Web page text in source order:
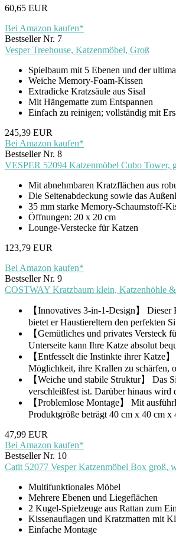
60,65 EUR
Bei Amazon kaufen*
Bestseller Nr. 7
Vesper Treehouse, Katzenmöbel, Groß
Spielbaum mit 5 Ebenen und der
Weiche Memory-Foam-Kissen
Extradicke Kratzsäule aus Sisal
Mit Hängematte zum Entspannen
Einfach zu reinigen; vollständig mit
245,39 EUR
Bei Amazon kaufen*
Bestseller Nr. 8
VESPER 52094 Katzenmöbel Cubo Tower,
Mit abnehmbaren Kratzflächen aus
Die Seitenabdeckung sowie das
35 mm starke Memory-Schaumstoff-
Öffnungen: 20 x 20 cm
Lounge-Verstecke für Katzen
123,79 EUR
Bei Amazon kaufen*
Bestseller Nr. 9
COSTWAY Kratzbaum klein, Katzenhöhle
【Innovatives 3-in-1-Design】
bietet er Haustiereltern den perfekten
【Gemütliches und privates
Unterseite kann Ihre Katze absolut
【Entfesselt die Instinkte ihrer Katze
Möglichkeit, ihre Krallen zu schärfen,
【Weiche und stabile Struktur】 Das
verschleißfest ist. Darüber hinaus wird
【Problemlose Montage】 Mit
Produktgröße beträgt 40 cm x 40 cm
47,99 EUR
Bei Amazon kaufen*
Bestseller Nr. 10
Catit 52077 Vesper Katzenmöbel Box groß,
Multifunktionales Möbel
Mehrere Ebenen und Liegeflächen
2 Kugel-Spielzeuge aus Rattan zum
Kissenauflagen und Kratzmatten mit
Einfache Montage